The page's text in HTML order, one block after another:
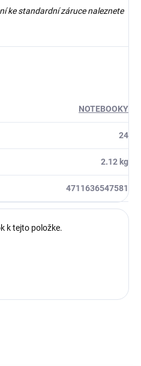
ke standardní záruce naleznete
NOTEBOOKY
24
2.12 kg
4711636547581
k tejto položke.